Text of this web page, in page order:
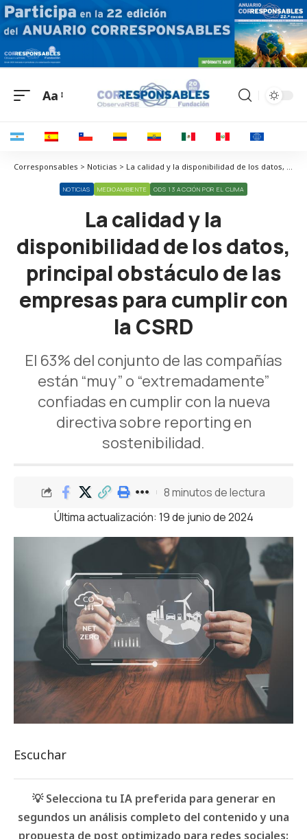
Aa
Corresponsables > Noticias > La calidad y la disponibilidad de los datos, principal obstáculo de las empresas para cumplir con la CSRD
NOTICIAS MEDIOAMBIENTE ODS 13 ACCIÓN POR EL CLIMA
La calidad y la
disponibilidad de los datos,
principal obstáculo de las
empresas para cumplir con
la CSRD
El 63% del conjunto de las compañías
están “muy” o “extremadamente”
confiadas en cumplir con la nueva
directiva sobre reporting en
sostenibilidad.
Última actualización: 19 de junio de 2024
8 minutos de lectura
Escuchar
💡 Selecciona tu IA preferida para generar en
segundos un análisis completo del contenido y una
propuesta de post optimizado para redes sociales: